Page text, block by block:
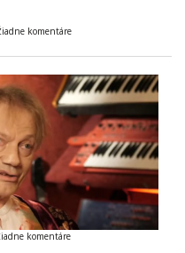
komentáre
komentáre